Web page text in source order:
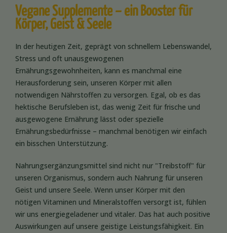
Vegane Supplemente – ein Booster für
Körper, Geist & Seele
In der heutigen Zeit, geprägt von schnellem Lebenswandel,
Stress und oft unausgewogenen
Ernährungsgewohnheiten, kann es manchmal eine
Herausforderung sein, unseren Körper mit allen
notwendigen Nährstoffen zu versorgen. Egal, ob es das
hektische Berufsleben ist, das wenig Zeit für frische und
ausgewogene Ernährung lässt oder spezielle
Ernährungsbedürfnisse – manchmal benötigen wir einfach
ein bisschen Unterstützung.
Nahrungsergänzungsmittel sind nicht nur "Treibstoff" für
unseren Organismus, sondern auch Nahrung für unseren
Geist und unsere Seele. Wenn unser Körper mit den
nötigen Vitaminen und Mineralstoffen versorgt ist, fühlen
wir uns energiegeladener und vitaler. Das hat auch positive
Auswirkungen auf unsere geistige Leistungsfähigkeit. Ein